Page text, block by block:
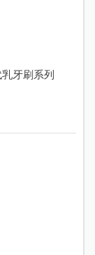
牙刷系列